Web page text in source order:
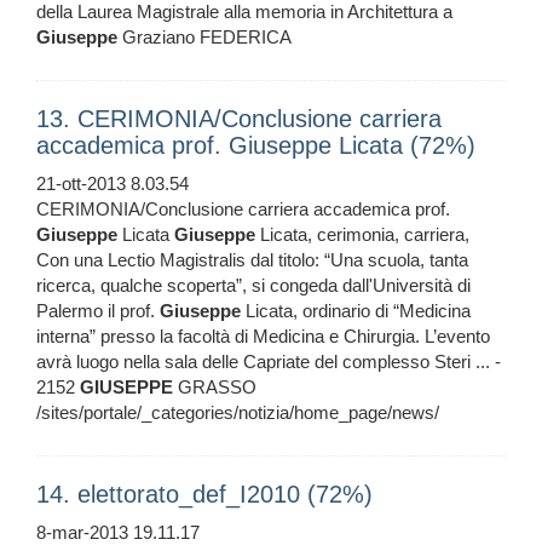
della Laurea Magistrale alla memoria in Architettura a
Giuseppe Graziano FEDERICA
13. CERIMONIA/Conclusione carriera
accademica prof. Giuseppe Licata (72%)
21-ott-2013 8.03.54
CERIMONIA/Conclusione carriera accademica prof.
Giuseppe LicataGiuseppe Licata, cerimonia, carriera,
Con una Lectio Magistralis dal titolo: “Una scuola, tanta
ricerca, qualche scoperta”, si congeda dall'Università di
Palermo il prof. Giuseppe Licata, ordinario di “Medicina
interna” presso la facoltà di Medicina e Chirurgia. L’evento
avrà luogo nella sala delle Capriate del complesso Steri ... -
2152 GIUSEPPE GRASSO
/sites/portale/_categories/notizia/home_page/news/
14. elettorato_def_I2010 (72%)
8-mar-2013 19.11.17